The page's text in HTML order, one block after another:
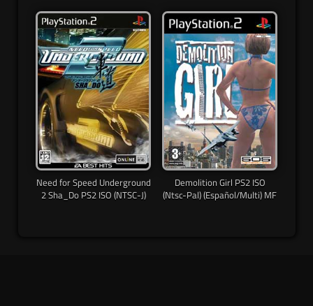
Need for Speed Underground
2 Sha_Do PS2 ISO (NTSC-J)
Demolition Girl PS2 ISO
(Ntsc-Pal) (Español/Multi) MF